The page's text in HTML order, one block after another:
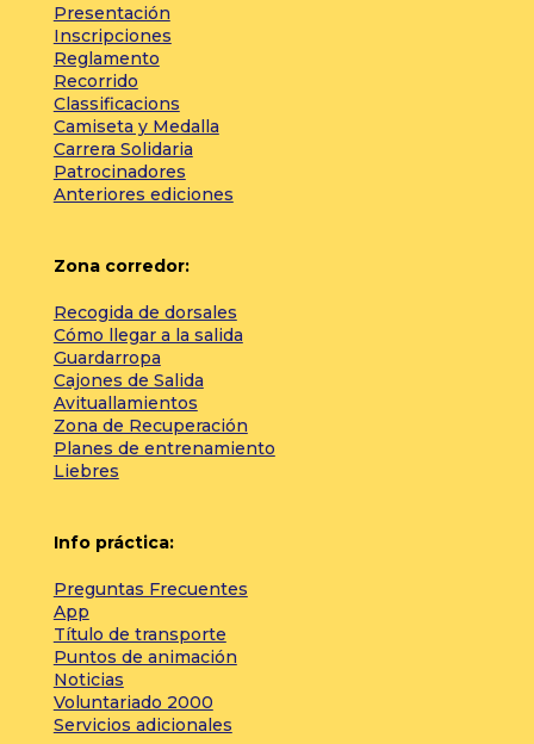
Presentación
Inscripciones
Reglamento
Recorrido
Classificacions
Camiseta y Medalla
Carrera Solidaria
Patrocinadores
Anteriores ediciones
Zona corredor:
Recogida de dorsales
Cómo llegar a la salida
Guardarropa
Cajones de Salida
Avituallamientos
Zona de Recuperación
Planes de entrenamiento
Liebres
Info práctica:
Preguntas Frecuentes
App
Título de transporte
Puntos de animación
Noticias
Voluntariado 2000
Servicios adicionales